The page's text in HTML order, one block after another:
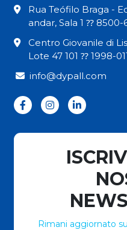
Rua Teófilo Braga -
andar, Sala 1 ⁇
Centro Giovanile di
Lote 47 101 ⁇ 1998-
info@dypall.com
Rimani aggiornato